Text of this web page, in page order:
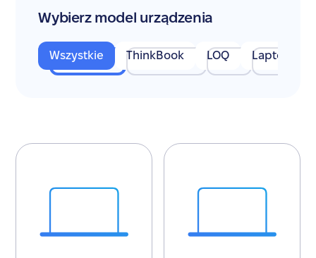
Wybierz model urządzenia
Wszystkie ThinkBook LOQ Laptop